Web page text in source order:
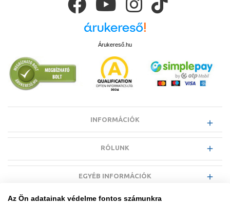
Árukereső.hu
INFORMÁCIÓK
RÓLUNK
EGYÉB INFORMÁCIÓK
Az Ön adatainak védelme fontos számunkra